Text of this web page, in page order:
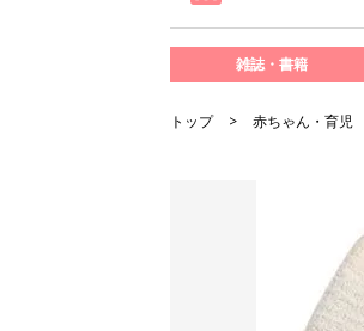
雑誌・書籍
トップ 赤ちゃん・育児